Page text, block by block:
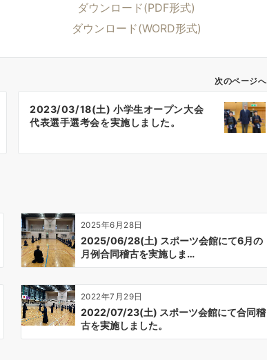
ダウンロード(PDF形式)
ダウンロード(WORD形式)
次のページへ
2023/03/18(土) 小学生オープン大会
代表選手選考会を実施しました。
2025年6月28日
2025/06/28(土) スポーツ会館にて6月の
月例合同稽古を実施しま…
2022年7月29日
2022/07/23(土) スポーツ会館にて合同稽
古を実施しました。